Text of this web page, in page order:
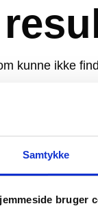
Samtykke
bruger
kunne ikke
indlægget.